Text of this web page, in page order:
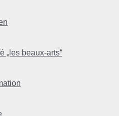
„les beaux-arts“